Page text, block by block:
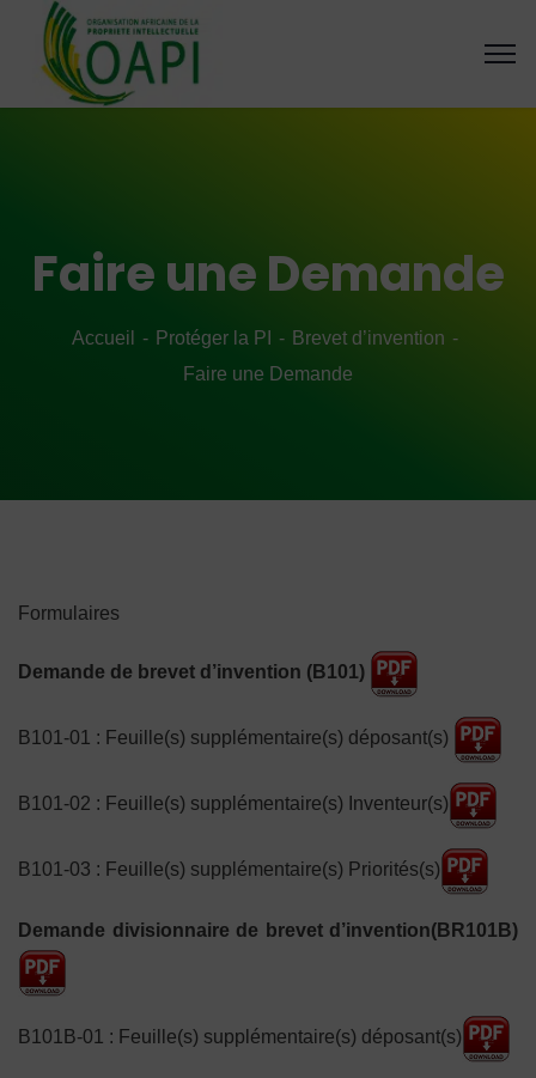
Faire une Demande
Accueil Protéger la PI
Brevet d’invention
Faire une Demande
Formulaires
Demande de brevet d’invention (B101)
B101-01 : Feuille(s) supplémentaire(s) déposant(s)
B101-02 : Feuille(s) supplémentaire(s) Inventeur(s)
B101-03 : Feuille(s) supplémentaire(s) Priorités(s)
Demande divisionnaire de brevet d’invention(BR101B)
B101B-01 : Feuille(s) supplémentaire(s) déposant(s)